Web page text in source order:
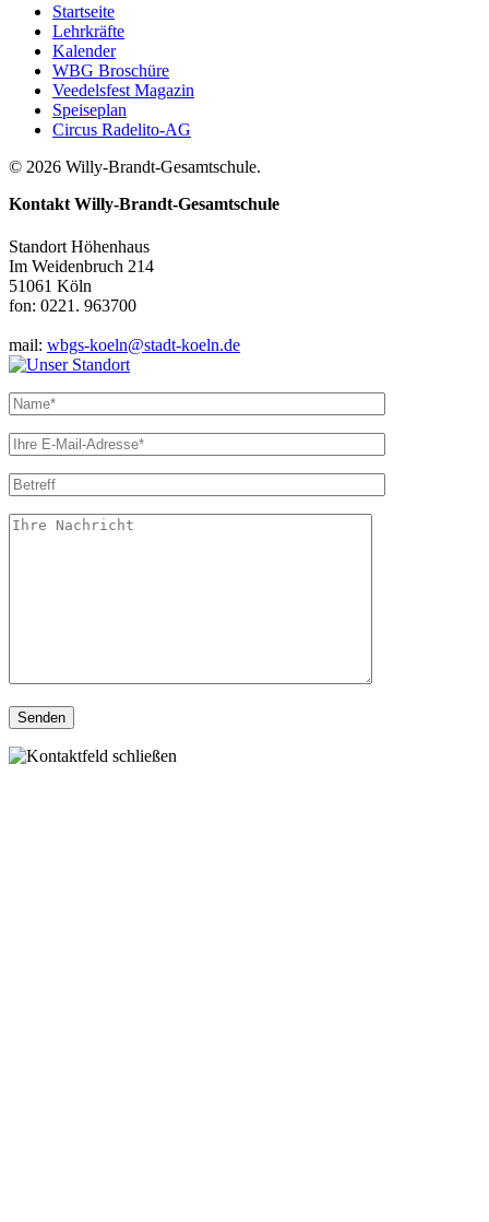
Startseite
Lehrkräfte
Kalender
WBG Broschüre
Veedelsfest Magazin
Speiseplan
Circus Radelito-AG
© 2026 Willy-Brandt-Gesamtschule.
Kontakt Willy-Brandt-Gesamtschule
Standort Höhenhaus
Im Weidenbruch 214
51061 Köln
fon: 0221. 963700
mail: wbgs-koeln@stadt-koeln.de